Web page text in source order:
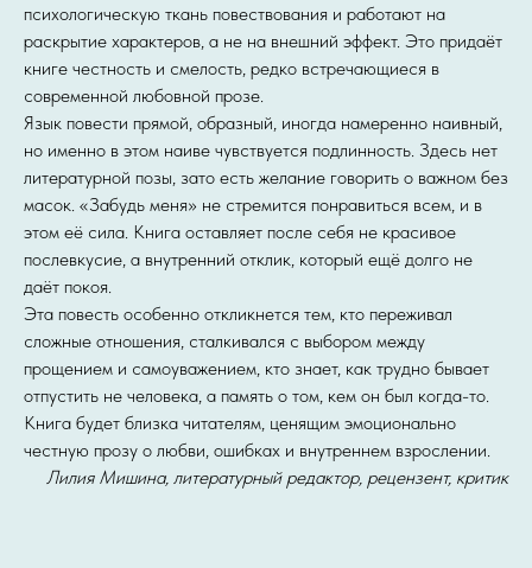
психологическую ткань повествования и работают на
раскрытие характеров, а не на внешний эффект. Это придаёт
книге честность и смелость, редко встречающиеся в
современной любовной прозе.
Язык повести прямой, образный, иногда намеренно наивный,
но именно в этом наиве чувствуется подлинность. Здесь нет
литературной позы, зато есть желание говорить о важном без
масок. «Забудь меня» не стремится понравиться всем, и в
этом её сила. Книга оставляет после себя не красивое
послевкусие, а внутренний отклик, который ещё долго не
даёт покоя.
Эта повесть особенно откликнется тем, кто переживал
сложные отношения, сталкивался с выбором между
прощением и самоуважением, кто знает, как трудно бывает
отпустить не человека, а память о том, кем он был когда-то.
Книга будет близка читателям, ценящим эмоционально
честную прозу о любви, ошибках и внутреннем взрослении.
Лилия Мишина, литературный редактор, рецензент, критик